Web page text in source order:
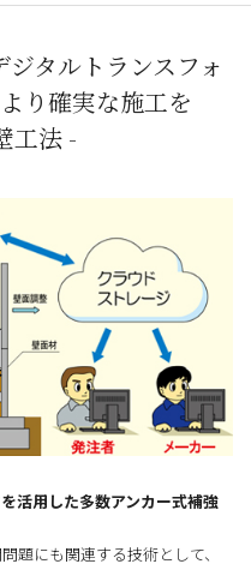
タルトランスフォ
り確実な施工を
工法 -
活用した多数アンカー式補強
題にも関連する技術として、